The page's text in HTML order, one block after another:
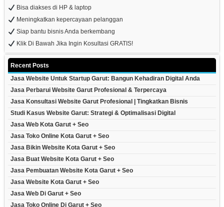
Bisa diakses di HP & laptop
Meningkatkan kepercayaan pelanggan
Siap bantu bisnis Anda berkembang
Klik Di Bawah Jika Ingin Kosultasi GRATIS!
Recent Posts
Jasa Website Untuk Startup Garut: Bangun Kehadiran Digital Anda
Jasa Perbarui Website Garut Profesional & Terpercaya
Jasa Konsultasi Website Garut Profesional | Tingkatkan Bisnis
Studi Kasus Website Garut: Strategi & Optimalisasi Digital
Jasa Web Kota Garut + Seo
Jasa Toko Online Kota Garut + Seo
Jasa Bikin Website Kota Garut + Seo
Jasa Buat Website Kota Garut + Seo
Jasa Pembuatan Website Kota Garut + Seo
Jasa Website Kota Garut + Seo
Jasa Web Di Garut + Seo
Jasa Toko Online Di Garut + Seo